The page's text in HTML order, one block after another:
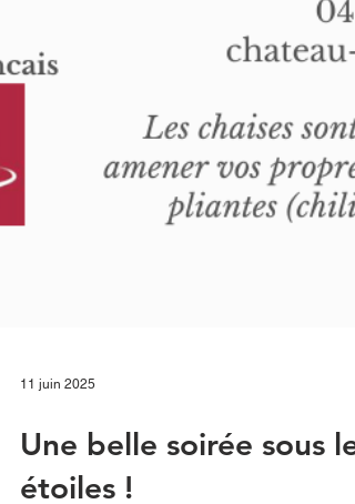
11 juin 2025
Une belle soirée sous les